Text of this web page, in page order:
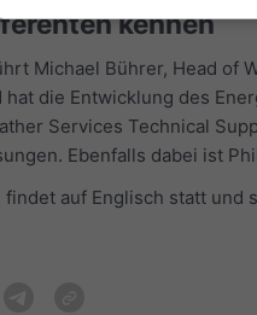
kennen
Michael Bührer, Head of
die Entwicklung des
Services Technical
Ebenfalls dabei ist
findet auf Englisch statt